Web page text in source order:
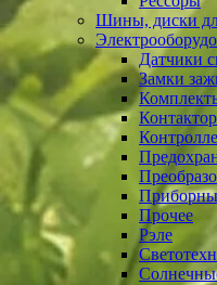
Шины, диски
Датчики
Замки
Прочее
Рэле